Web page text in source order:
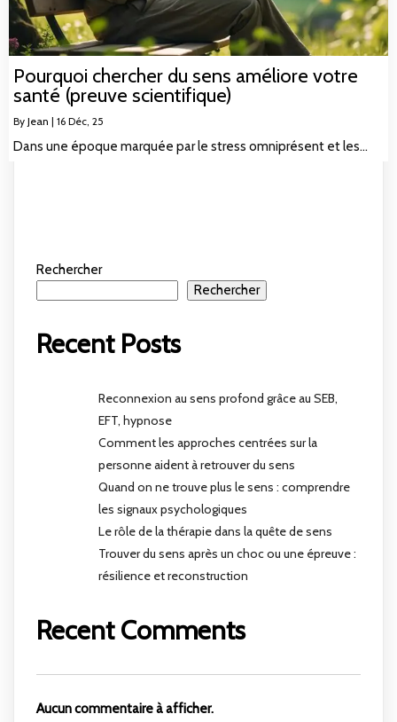
Pourquoi chercher du sens améliore votre
santé (preuve scientifique)
By Jean | 16 Déc, 25
Dans une époque marquée par le stress omniprésent et les…
Rechercher
Rechercher
Recent Posts
Reconnexion au sens profond grâce au SEB,
EFT, hypnose
Comment les approches centrées sur la
personne aident à retrouver du sens
Quand on ne trouve plus le sens : comprendre
les signaux psychologiques
Le rôle de la thérapie dans la quête de sens
Trouver du sens après un choc ou une épreuve :
résilience et reconstruction
Recent Comments
Aucun commentaire à afficher.